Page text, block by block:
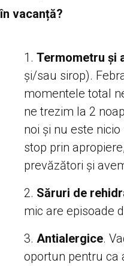
în vacanță?
Termometru și
și/sau sirop).
momentele total
ne trezim la 2
noi și nu este
stop prin
prevăzători și
Săruri de
mic are episoade
Antialergice.
oportun pentru ca